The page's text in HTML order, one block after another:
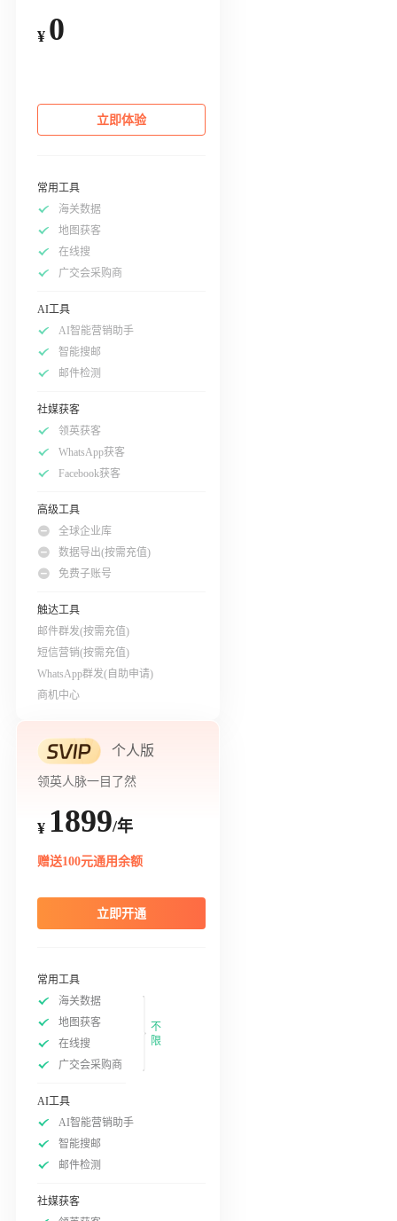
¥ 0
立即体验
常用工具
海关数据
地图获客
在线搜
广交会采购商
AI工具
AI智能营销助手
智能搜邮
邮件检测
社媒获客
领英获客
WhatsApp获客
Facebook获客
高级工具
全球企业库
数据导出(按需充值)
免费子账号
触达工具
邮件群发(按需充值)
短信营销(按需充值)
WhatsApp群发(自助申请)
商机中心
个人版
领英人脉一目了然
¥ 1899/年
赠送100元通用余额
立即开通
常用工具
海关数据
地图获客
在线搜
广交会采购商
不
限
AI工具
AI智能营销助手
智能搜邮
邮件检测
社媒获客